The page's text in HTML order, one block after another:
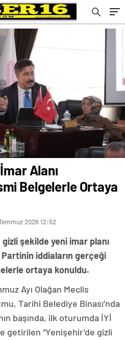
Alanı
Belgelerle Ortaya
2026 12:52
şekilde yeni imar planı
Partinin iddiaların gerçeği
ortaya konuldu.
Ayı Olağan Meclis
Tarihi Belediye Binası’nda
başında, ilk oturumda İYİ
getirilen “Yenişehir’de gizli